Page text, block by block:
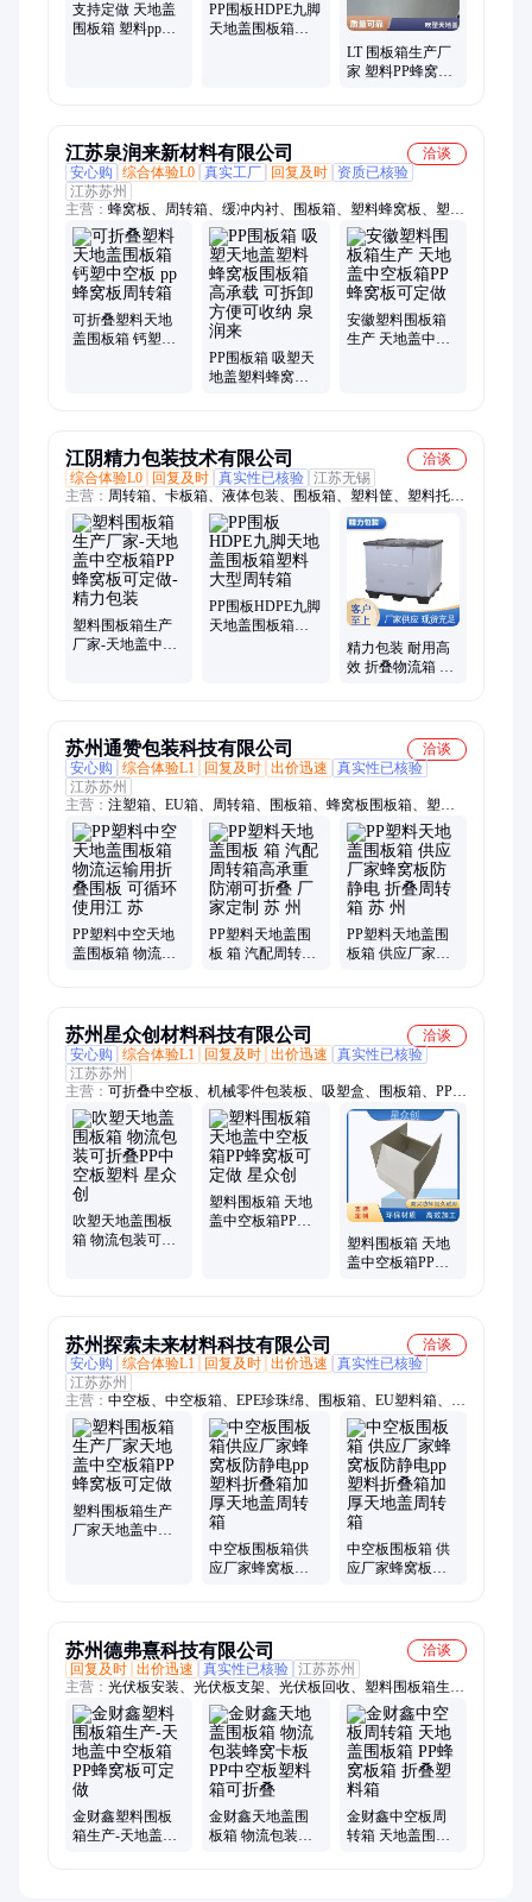
支持定做 天地盖
围板箱 塑料pp周
PP围板HDPE九脚
天地盖围板箱塑
LT 围板箱生产厂
家 塑料PP蜂窝板
江苏泉润来新材料有限公司
洽谈
安心购
综合体验L0 真实工厂 回复及时
资质已核验
江苏苏州
主营： 蜂窝板、周转箱、缓冲内衬、围板箱、塑料蜂窝板、塑料
围板箱、PP蜂窝板、塑料蜂巢板、塑料排水板、物流围板箱、围
板箱内材、蜂窝板围板箱、格子板材、物流运输包材、刀卡、垫
板、汽车内饰板、蜂窝板内衬、中空蜂窝板
可折叠塑料天地
盖围板箱 钙塑中
PP围板箱 吸塑天
地盖塑料蜂窝板
安徽塑料围板箱
生产 天地盖中空
江阴精力包装技术有限公司
洽谈
综合体验L0
回复及时 真实性已核验 江苏无锡
主营： 周转箱、卡板箱、液体包装、围板箱、塑料筐、塑料托
盘、塑料周转箱、塑料托盘租赁、小料箱、大箱子、物流包装、
定制物流包装、物流周转箱
塑料围板箱生产
厂家-天地盖中空
PP围板HDPE九脚
天地盖围板箱塑
精力包装 耐用高
效 折叠物流箱 易
苏州通赞包装科技有限公司
洽谈
安心购
综合体验L1 回复及时 出价迅速
真实性已核验
江苏苏州
主营： 注塑箱、EU箱、周转箱、围板箱、蜂窝板围板箱、塑料
托盘、塑料栈板、天地盖围板箱、塑料周转箱、汽车零部件围板
箱、PP蜂窝板、围板箱内衬、折叠围板箱、塑料折叠围板箱、托
盘、EU汽配箱、中空板周转箱、折叠周转箱、防静电周转箱、
EA内衬、EPE珍珠棉、汽配箱、欧标EU箱、卡板箱、物流箱
PP塑料中空天地
盖围板箱 物流运
PP塑料天地盖围
板 箱 汽配周转箱
PP塑料天地盖围
板箱 供应厂家蜂
苏州星众创材料科技有限公司
洽谈
安心购
综合体验L1 回复及时 出价迅速
真实性已核验
江苏苏州
主营： 可折叠中空板、机械零件包装板、吸塑盒、围板箱、PP中
空板、PP中空板刀卡、蜂窝围板箱、PP塑料蜂窝板箱、塑料围
板箱、折叠围板箱、天地盖围板箱、PP塑料蜂窝板、中空板、
EU箱、蜂窝板箱、中空板箱、蜂窝板刀卡、蜂窝板片材、蜂窝
板
吹塑天地盖围板
箱 物流包装可折
塑料围板箱 天地
盖中空板箱PP蜂
塑料围板箱 天地
盖中空板箱PP蜂
苏州探索未来材料科技有限公司
洽谈
安心购
综合体验L1 回复及时 出价迅速
真实性已核验
江苏苏州
主营： 中空板、中空板箱、EPE珍珠绵、围板箱、EU塑料箱、
PP蜂窝板、蜂窝板箱、吸塑盘、吸塑盒、蜂窝板、周转箱、EVA
泡棉、EVA托盘、EVA盒
塑料围板箱生产
厂家天地盖中空
中空板围板箱供
应厂家蜂窝板防
中空板围板箱 供
应厂家蜂窝板防
苏州德弗熹科技有限公司
洽谈
回复及时 出价迅速 真实性已核验 江苏苏州
主营： 光伏板安装、光伏板支架、光伏板回收、塑料围板箱生产
厂家、光伏发电、光伏发电板、光伏电站安装、光伏发电站
金财鑫塑料围板
箱生产-天地盖中
金财鑫天地盖围
板箱 物流包装蜂
金财鑫中空板周
转箱 天地盖围板